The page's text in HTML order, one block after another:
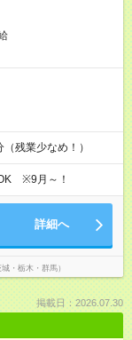
残業少なめ！）
※9月～！
詳細へ
・栃木・群馬）
掲載日：2026.07.30